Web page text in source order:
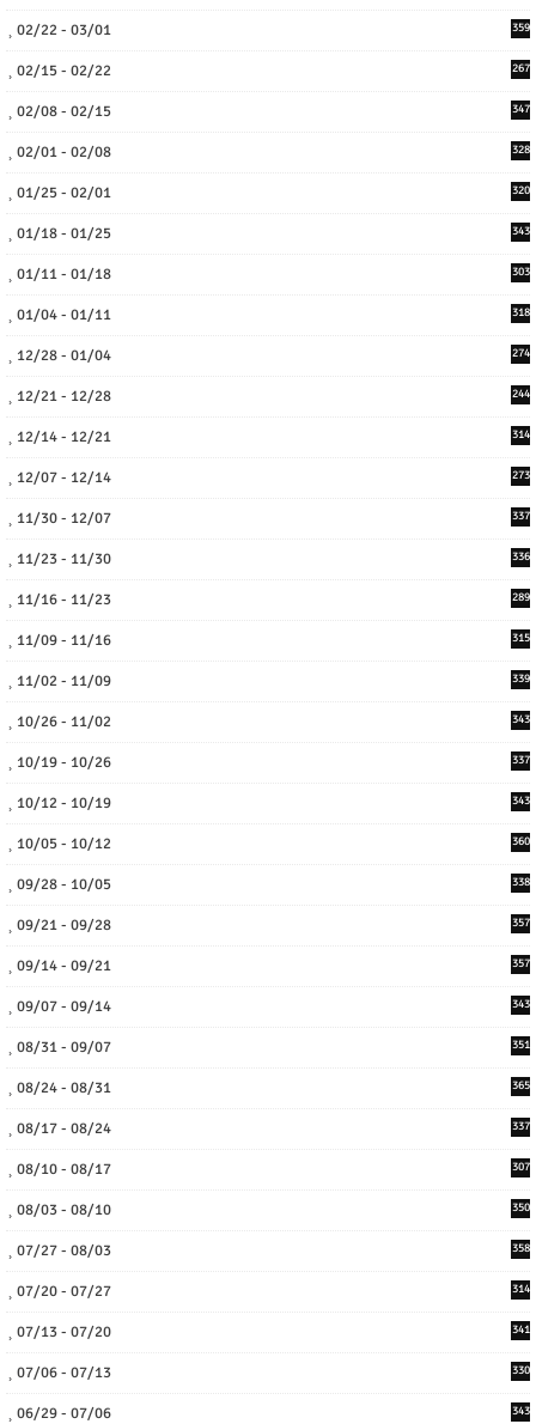
02/22 - 03/01 359
02/15 - 02/22 267
02/08 - 02/15 347
02/01 - 02/08 328
01/25 - 02/01 320
01/18 - 01/25 343
01/11 - 01/18 303
01/04 - 01/11 318
12/28 - 01/04 274
12/21 - 12/28 244
12/14 - 12/21 314
12/07 - 12/14 273
11/30 - 12/07 337
11/23 - 11/30 336
11/16 - 11/23 289
11/09 - 11/16 315
11/02 - 11/09 339
10/26 - 11/02 343
10/19 - 10/26 337
10/12 - 10/19 343
10/05 - 10/12 360
09/28 - 10/05 338
09/21 - 09/28 357
09/14 - 09/21 357
09/07 - 09/14 343
08/31 - 09/07 351
08/24 - 08/31 365
08/17 - 08/24 337
08/10 - 08/17 307
08/03 - 08/10 350
07/27 - 08/03 358
07/20 - 07/27 314
07/13 - 07/20 341
07/06 - 07/13 330
06/29 - 07/06 343